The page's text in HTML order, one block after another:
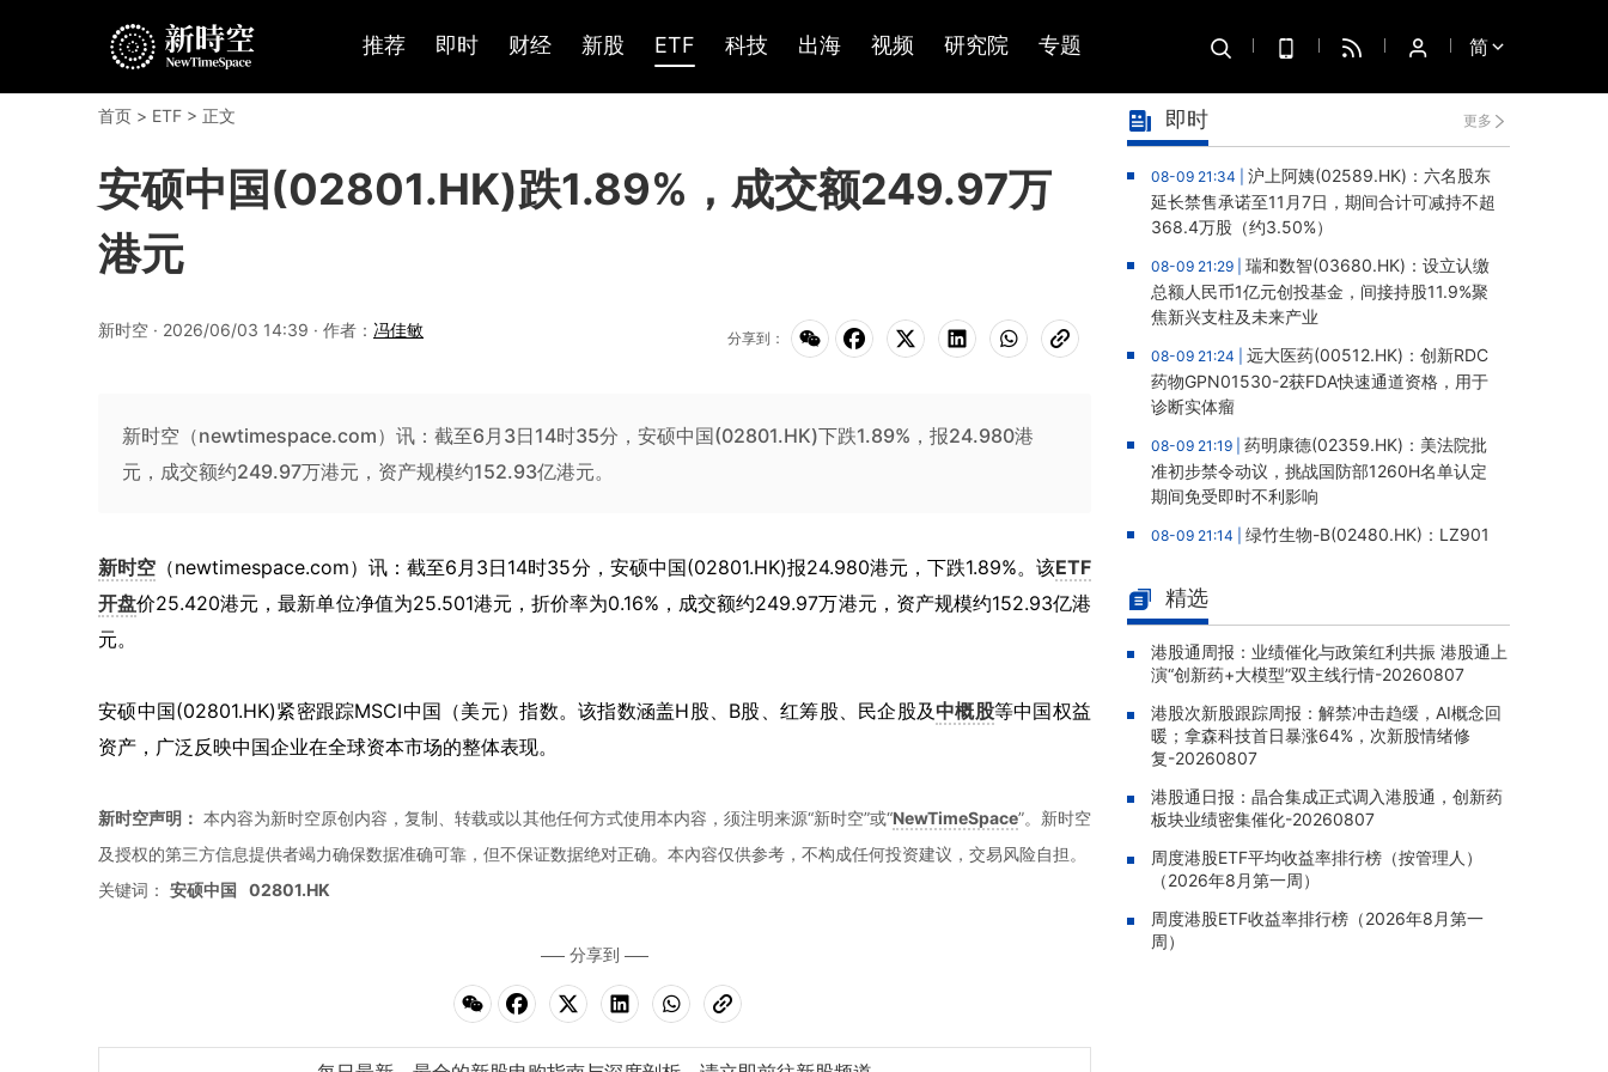
推荐 即时 财经 新股 ETF 科技 出海 视频 研究院 专题 简
首页 > ETF > 正文
安硕中国(02801.HK)跌1.89%，成交额249.97万
港元
新时空 · 2026/06/03 14:39 · 作者： 冯佳敏 分享到：
新时空（newtimespace.com）讯：截至6月3日14时35分，安硕中国(02801.HK)下跌1.89%，报24.980港
元，成交额约249.97万港元，资产规模约152.93亿港元。
新时空 （newtimespace.com）讯：截至6月3日14时35分，安硕中国(02801.HK)报24.980港元，下跌1.89%。该ETF
开盘价25.420港元，最新单位净值为25.501港元，折价率为0.16%，成交额约249.97万港元，资产规模约152.93亿港
元。
安硕中国(02801.HK)紧密跟踪MSCI中国（美元）指数。该指数涵盖H股、B股、红筹股、民企股及 中概股等中国权益
资产，广泛反映中国企业在全球资本市场的整体表现。
新时空声明： 本内容为新时空原创内容，复制、转载或以其他任何方式使用本内容，须注明来源“新时空”或“NewTimeSpace”。新时空
及授权的第三方信息提供者竭力确保数据准确可靠，但不保证数据绝对正确。本內容仅供参考，不构成任何投资建议，交易风险自担。
关键词： 安硕中国 02801.HK
分享到
即时 更多
08-09 21:34 | 沪上阿姨(02589.HK)：六名股东
延长禁售承诺至11月7日，期间合计可减持不超
368.4万股（约3.50%）
08-09 21:29 | 瑞和数智(03680.HK)：设立认缴
总额人民币1亿元创投基金，间接持股11.9%聚
焦新兴支柱及未来产业
08-09 21:24 | 远大医药(00512.HK)：创新RDC
药物GPN01530-2获FDA快速通道资格，用于
诊断实体瘤
08-09 21:19 | 药明康德(02359.HK)：美法院批
准初步禁令动议，挑战国防部1260H名单认定
期间免受即时不利影响
08-09 21:14 | 绿竹生物-B(02480.HK)：LZ901
刊，总体保护效力91.6%
08-09 20:06 |港股通周报：业绩催化与政策红
利共振 港股通上演“创新药+大模型”双主线行
情-20260807
08-09 19:28 |港股次新股跟踪周报：解禁冲击趋
缓，AI概念回暖；拿森科技首日暴涨64%，次
新股情绪修复-20260807
08-07 22:06 | 民富国际(08511.HK)：25/26年
年报股东应占亏损835.1万港元，亏损同比收窄
69.45%
08-07 22:04 | 商米科技-W(06810.HK)：基石投
资者XINWUTANG自愿延长禁售期五个月至20
27年3月28日
精选
港股通周报：业绩催化与政策红利共振 港股通上
演“创新药+大模型”双主线行情-20260807
港股次新股跟踪周报：解禁冲击趋缓，AI概念回
暖；拿森科技首日暴涨64%，次新股情绪修
复-20260807
港股通日报：晶合集成正式调入港股通，创新药
板块业绩密集催化-20260807
周度港股ETF平均收益率排行榜（按管理人）
（2026年8月第一周）
周度港股ETF收益率排行榜（2026年8月第一
周）